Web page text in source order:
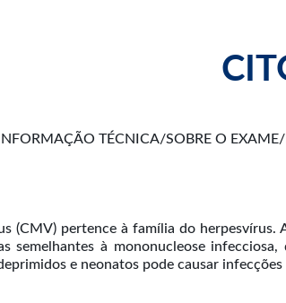
TÉCNICA/SOBRE O EXAME/
(CMV) pertence à família do herpesvírus.
semelhantes à mononucleose